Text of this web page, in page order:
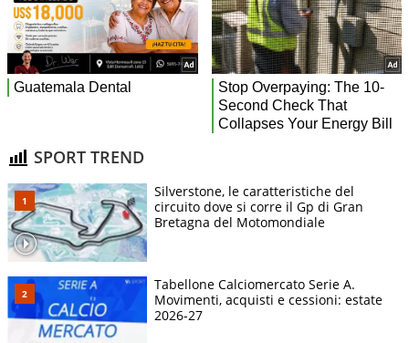
SPORT TREND
Silverstone, le caratteristiche del
circuito dove si corre il Gp di Gran
Bretagna del Motomondiale
Tabellone Calciomercato Serie A.
Movimenti, acquisti e cessioni: estate
2026-27